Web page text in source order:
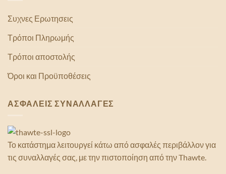
Συχνες Ερωτησεις
Τρόποι Πληρωμής
Τρόποι αποστολής
Όροι και Προϋποθέσεις
ΑΣΦΑΛΕΙΣ ΣΥΝΑΛΛΑΓΕΣ
Το κατάστημα λειτουργεί κάτω από ασφαλές περιβάλλον για
τις συναλλαγές σας, με την πιστοποίηση από την Thawte.